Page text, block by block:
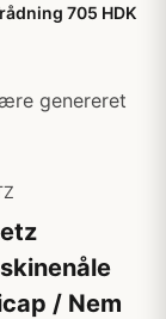
705 HDK
genereret
/ Nem